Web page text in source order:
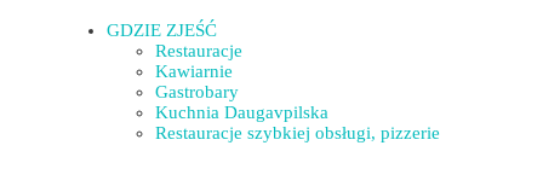
GDZIE ZJEŚĆ
Restauracje
Kawiarnie
Gastrobary
Kuchnia Daugavpilska
Restauracje szybkiej obsługi, pizzerie